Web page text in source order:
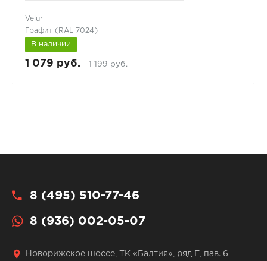
Velur
Графит (RAL 7024)
В наличии
1 079 руб. 1 199 руб.
8 (495) 510-77-46
8 (936) 002-05-07
Новорижское шоссе, ТК «Балтия», ряд Е, пав. 6